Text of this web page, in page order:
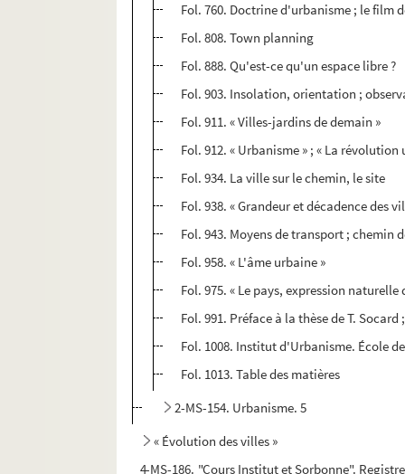
Fol. 760. Doctrine d'urbanisme ; le film
Fol. 808. Town planning
Fol. 888. Qu'est-ce qu'un espace libre ?
Fol. 903. Insolation, orientation ;
Fol. 911. « Villes-jardins de demain »
Fol. 912. « Urbanisme » ; « La
Fol. 934. La ville sur le chemin, le site
Fol. 938. « Grandeur et décadence des
Fol. 943. Moyens de transport ; chemin
Fol. 958. « L'âme urbaine »
Fol. 975. « Le pays, expression
Fol. 991. Préface à la thèse de T.
Fol. 1008. Institut d'Urbanisme. École
Fol. 1013. Table des matières
2-MS-154. Urbanisme. 5
« Évolution des villes »
4-MS-186. "Cours Institut et Sorbonne".